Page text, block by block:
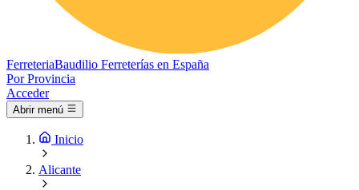
FerreteriaBaudilio Ferreterías en España
Por Provincia
Acceder
Abrir menú
Inicio
Alicante